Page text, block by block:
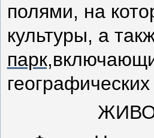
полями, на
культуры, а
парк,